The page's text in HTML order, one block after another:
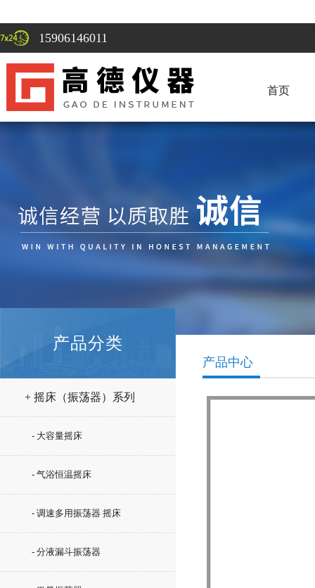
15906146011
首页
产品分类
+ 摇床（振荡器）系列
- 大容量摇床
- 气浴恒温摇床
- 调速多用振荡器 摇床
- 分液漏斗振荡器
产品中心